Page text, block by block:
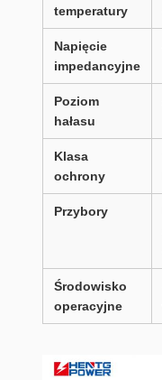
temperatury
Napięcie
impedancyjne
Poziom
hałasu
Klasa
ochrony
Przybory
Środowisko
operacyjne